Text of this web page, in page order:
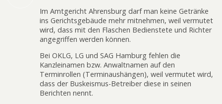
Im Amtgericht Ahrensburg darf man keine Getränke
ins Gerichtsgebäude mehr mitnehmen, weil vermutet
wird, dass mit den Flaschen Bedienstete und Richter
angegriffen werden können.
Bei OKLG, LG und SAG Hamburg fehlen die
Kanzleinamen bzw. Anwaltnamen auf den
Terminrollen (Terminaushängen), weil vermutet wird,
dass der Buskeismus-Betreiber diese in seinen
Berichten nennt.